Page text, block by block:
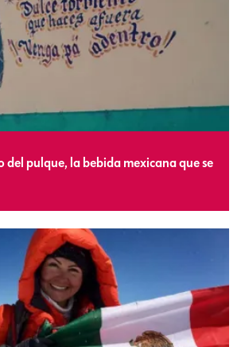
del pulque, la bebida mexicana que se